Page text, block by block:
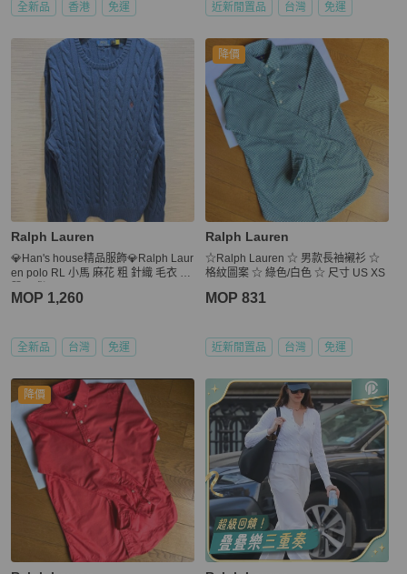
全新品 香港 免運 近新閒置品 台灣 免運
Ralph Lauren
💎Han's house精品服飾💎Ralph Laur
en polo RL 小馬 麻花 粗 針織 毛衣 棉
MOP 1,260
全新品 台灣 免運
降價
Ralph Lauren
☆Ralph Lauren ☆ 男款長袖襯衫 ☆
格紋圖案 ☆ 綠色/白色 ☆ 尺寸 US XS
MOP 831
近新閒置品 台灣 免運
降價